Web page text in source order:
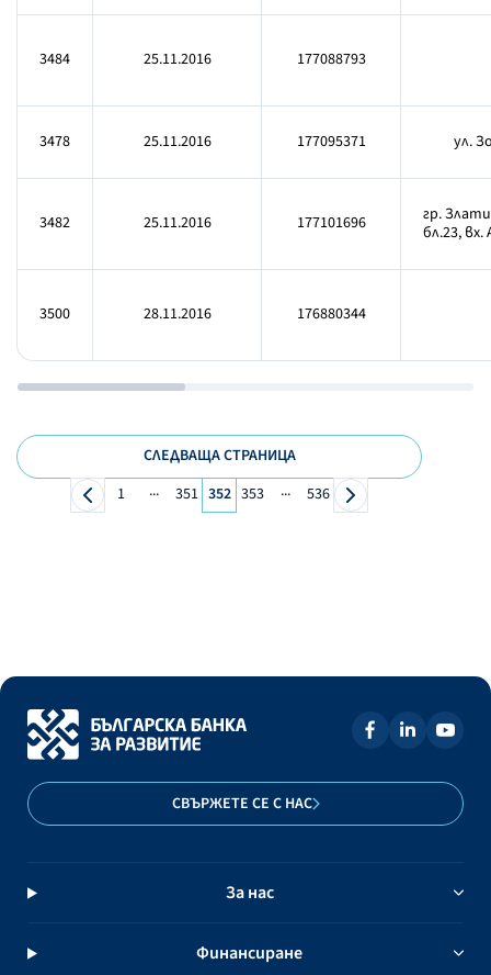
3484 25.11.2016 177088793
3478 25.11.2016 177095371 ул.
3482 25.11.2016 177101696
гр.
бл.23, вх.
3500 28.11.2016 176880344
СЛЕДВАЩА СТРАНИЦА
1
... 351 352 353 ... 536
СВЪРЖЕТЕ СЕ С НАС
За нас
Финансиране